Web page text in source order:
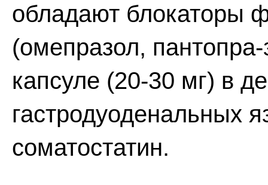
обладают блокаторы
(омепразол,
капсуле (20-30 мг) в
гастродуоденальных
соматостатин.